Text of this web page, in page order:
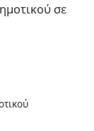
σε